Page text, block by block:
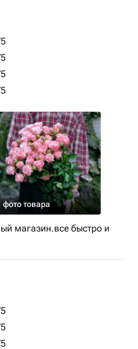
фото товара
магазин.все быстро и